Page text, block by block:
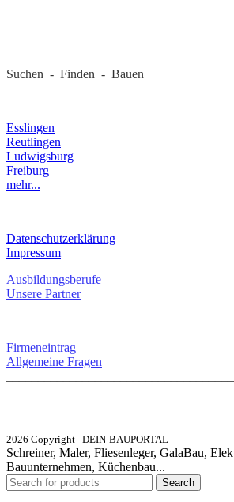
Suchen - Finden - Bauen
Esslingen
Reutlingen
Ludwigsburg
Freiburg
mehr...
Datenschutzerklärung
Impressum
Ausbildungsberufe
Unsere Partner
Firmeneintrag
Allgemeine Fragen
2026 Copyright DEIN-BAUPORTAL
Schreiner, Maler, Fliesenleger, GalaBau,
Bauunternehmen, Küchenbau...
Search